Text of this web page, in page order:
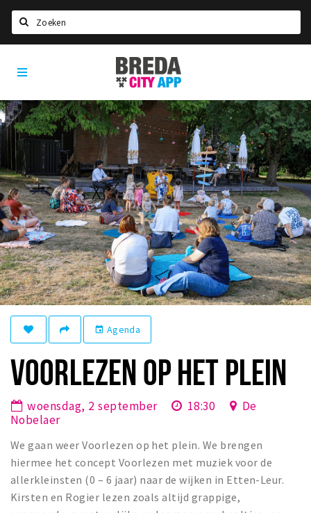
Home
Agenda
Deals
Party pics
Nieuws, interviews & blogs
Eten
Drinken
Slapen
Recreatief
Winkels
Winkelgebieden
Bezienswaardigheden
Musea, theaters & podia
Toeristische routes
Natuurgebieden
Baroniepoorten
Breda
City
App
event Agenda
VOORLEZEN OP HET PLEIN
woensdag, 2 september 18:30
De
Nobelaer
We gaan weer Voorlezen op het plein. We brengen
hiermee het concept Voorlezen met muziek voor de
allerkleinsten (0 – 6 jaar) naar de wijken in Etten-Leur.
Kirsten en Rogier lezen zoals altijd grappige,